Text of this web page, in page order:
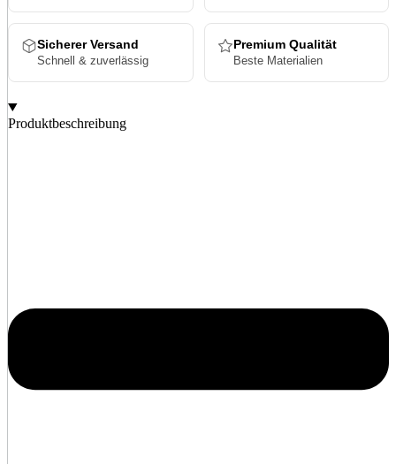
Sicherer Versand
Schnell & zuverlässig
Premium Qualität
Beste Materialien
Produktbeschreibung